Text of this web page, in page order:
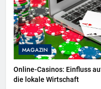
MAGAZIN
Online-Casinos: Einfluss
die lokale Wirtschaft